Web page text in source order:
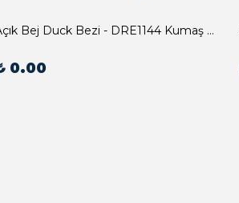
Açık Bej Duck Bezi - DRE1144 Kumaş Peçete
0.00